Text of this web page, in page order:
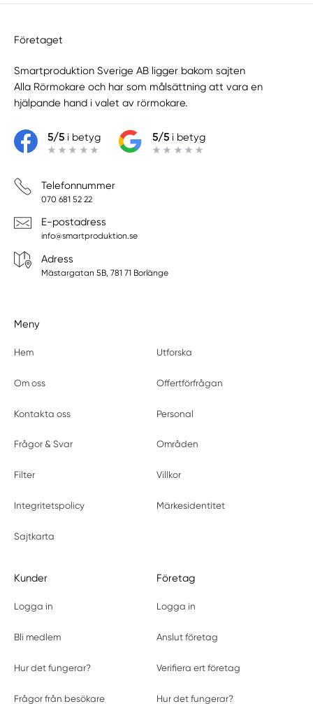
Företaget
Smartproduktion Sverige AB ligger bakom sajten
Alla Rörmokare och har som målsättning att vara en
hjälpande hand i valet av rörmokare.
5/5i betyg 5/5i betyg
Telefonnummer
070 681 52 22
E-postadress
info@smartproduktion.se
Adress
Mästargatan 5B, 781 71 Borlänge
Meny
Hem Utforska
Om oss Offertförfrågan
Kontakta oss Personal
Frågor & Svar Områden
Filter Villkor
Integritetspolicy Märkesidentitet
Sajtkarta
Kunder
Logga in
Bli medlem
Hur det fungerar?
Frågor från besökare
Företag
Logga in
Anslut företag
Verifiera ert företag
Hur det fungerar?